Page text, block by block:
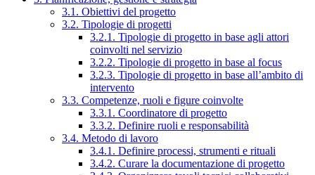
3.1. Obiettivi del progetto
3.2. Tipologie di progetti
3.2.1. Tipologie di progetto in base agli attori
coinvolti nel servizio
3.2.2. Tipologie di progetto in base al focus
3.2.3. Tipologie di progetto in base all’ambito di
intervento
3.3. Competenze, ruoli e figure coinvolte
3.3.1. Coordinatore di progetto
3.3.2. Definire ruoli e responsabilità
3.4. Metodo di lavoro
3.4.1. Definire processi, strumenti e rituali
3.4.2. Curare la documentazione di progetto